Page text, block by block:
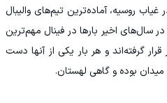
غیاب روسیه، آماده‌ترین تیم‌های والیبال
سال‌های اخیر بارها در فینال مهم‌ترین
گرفته‌اند و هر بار یکی از آنها دست
میدان بوده و گاهی لهستان.